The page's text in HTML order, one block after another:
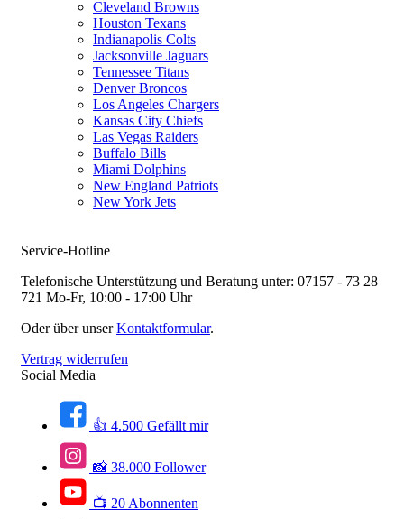
Cleveland Browns
Houston Texans
Indianapolis Colts
Jacksonville Jaguars
Tennessee Titans
Denver Broncos
Los Angeles Chargers
Kansas City Chiefs
Las Vegas Raiders
Buffalo Bills
Miami Dolphins
New England Patriots
New York Jets
Service-Hotline
Telefonische Unterstützung und Beratung unter: 07157 - 73 28
721 Mo-Fr, 10:00 - 17:00 Uhr
Oder über unserKontaktformular.
Vertrag widerrufen
Social Media
👍 4.500 Gefällt mir
📸 38.000 Follower
📺 20 Abonnenten